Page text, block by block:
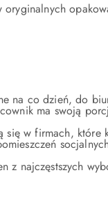
na co dzień, do
ma swoją
w firmach, które
z najczęstszych